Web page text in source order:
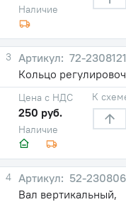
Наличие
3
72-
Кольцо
Наличие
Цена с НДС
250 руб.
К
4
52-
Вал вертикальный,